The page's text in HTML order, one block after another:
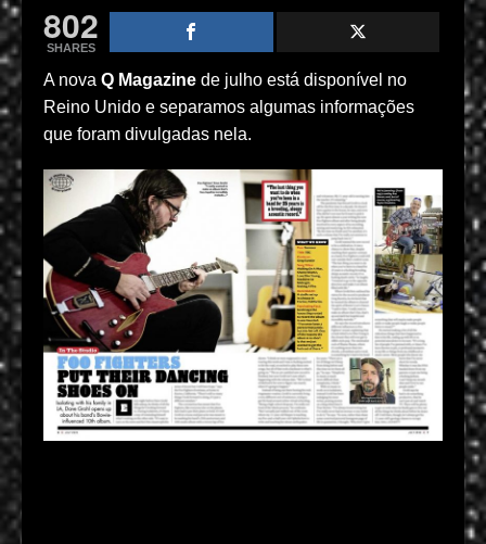
802
SHARES
A nova Q Magazine de julho está disponível no
Reino Unido e separamos algumas informações
que foram divulgadas nela.